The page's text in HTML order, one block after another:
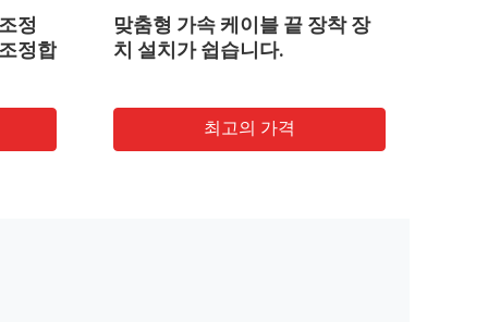
정
정합
맞춤형 가속 케이블 끝 장착 장
치 설치가 쉽습니다.
최고의 가격